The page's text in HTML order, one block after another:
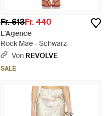
Fr. 613Fr. 440
L'Agence
Rock Mae - Schwarz
Von REVOLVE
SALE